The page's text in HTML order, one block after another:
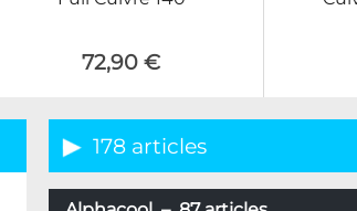
72,90 €
178 articles